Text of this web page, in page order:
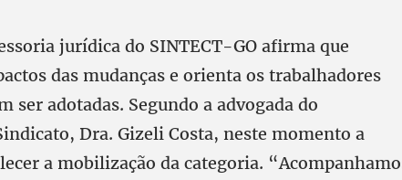
jurídica do SINTECT-GO afirma que
das mudanças e orienta os trabalhadores
ser adotadas. Segundo a advogada do
Dra. Gizeli Costa, neste momento a
a mobilização da categoria.